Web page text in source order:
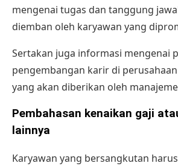
mengenai tugas dan tanggung
diemban oleh karyawan yang
Sertakan juga informasi mengenai
pengembangan karir di
yang akan diberikan oleh
Pembahasan kenaikan gaji
lainnya
Karyawan yang bersangkutan